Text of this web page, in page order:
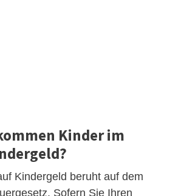
Kinder im
Kindergeld beruht auf dem
Sofern Sie Ihren